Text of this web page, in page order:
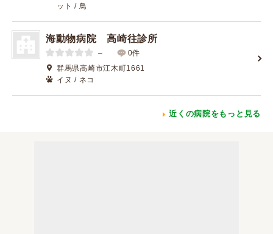
ット / 鳥
海動物病院 高崎往診所
－
0件
群馬県高崎市江木町1661
イヌ / ネコ
近くの病院をもっと見る